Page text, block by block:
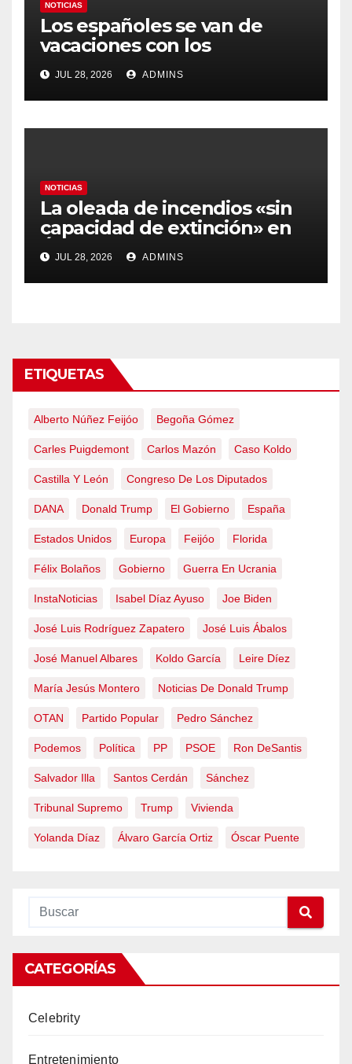
NOTICIAS
Los españoles se van de
vacaciones con los
carburantes hasta un 21%
más caros que el año pasado
y los hoteles disparados
JUL 28, 2026 ADMINS
NOTICIAS
La oleada de incendios «sin
capacidad de extinción» en
Ávila y al oeste de Madrid
obliga a declarar la
emergencia nacional
JUL 28, 2026 ADMINS
ETIQUETAS
Alberto Núñez Feijóo Begoña Gómez
Carles Puigdemont Carlos Mazón Caso Koldo
Castilla Y León Congreso De Los Diputados
DANA Donald Trump El Gobierno España
Estados Unidos Europa Feijóo Florida
Félix Bolaños Gobierno Guerra En Ucrania
InstaNoticias Isabel Díaz Ayuso Joe Biden
José Luis Rodríguez Zapatero José Luis Ábalos
José Manuel Albares Koldo García Leire Díez
María Jesús Montero Noticias De Donald Trump
OTAN Partido Popular Pedro Sánchez
Podemos Política PP PSOE Ron DeSantis
Salvador Illa Santos Cerdán Sánchez
Tribunal Supremo Trump Vivienda
Yolanda Díaz Álvaro García Ortiz Óscar Puente
CATEGORÍAS
Celebrity
Entretenimiento